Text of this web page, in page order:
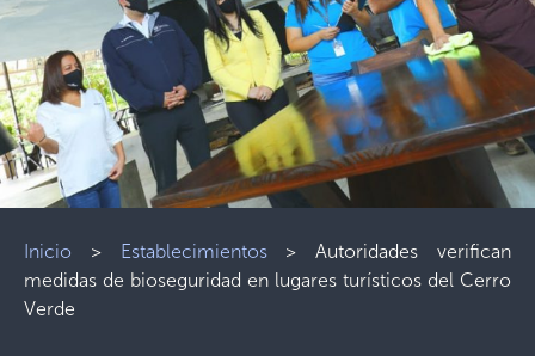
Inicio > Establecimientos>Autoridades verifican
medidas de bioseguridad en lugares turísticos del Cerro
Verde